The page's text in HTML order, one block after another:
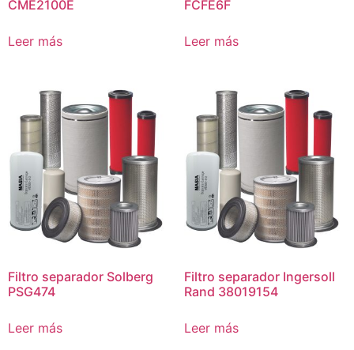
CME2100E
Leer más
FCFE6F
Leer más
Filtro separador Solberg
PSG474
Leer más
Filtro separador Ingersoll
Rand 38019154
Leer más